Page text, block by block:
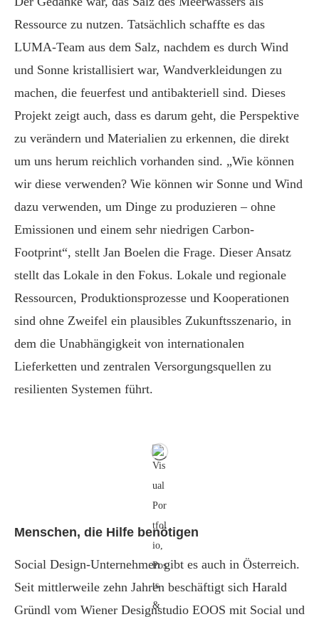
Ressource zu nutzen. Tatsächlich schaffte es das
LUMA-Team aus dem Salz, nachdem es durch Wind
und Sonne kristallisiert war, Wandverkleidungen zu
machen, die feuerfest und antibakteriell sind. Dieses
Projekt zeigt auch, dass es darum geht, die Perspektive
zu verändern und Materialien zu erkennen, die direkt
um uns herum reichlich vorhanden sind. „Wie können
wir diese verwenden? Wie können wir Sonne und Wind
dazu verwenden, um Dinge zu produzieren – ohne
Emissionen und einem sehr niedrigen Carbon-
Footprint“, stellt Jan Boelen die Frage. Dieser Ansatz
stellt das Lokale in den Fokus. Lokale und regionale
Ressourcen, Produktionsprozesse und Kooperationen
sind ohne Zweifel ein plausibles Zukunftsszenario, in
dem die Unabhängigkeit von internationalen
Lieferketten und zentralen Versorgungsquellen zu
resilienten Systemen führt.
Menschen, die Hilfe benötigen
Social Design-Unternehmen gibt es auch in Österreich.
Seit mittlerweile zehn Jahren beschäftigt sich Harald
Gründl vom Wiener Designstudio EOOS mit Social und